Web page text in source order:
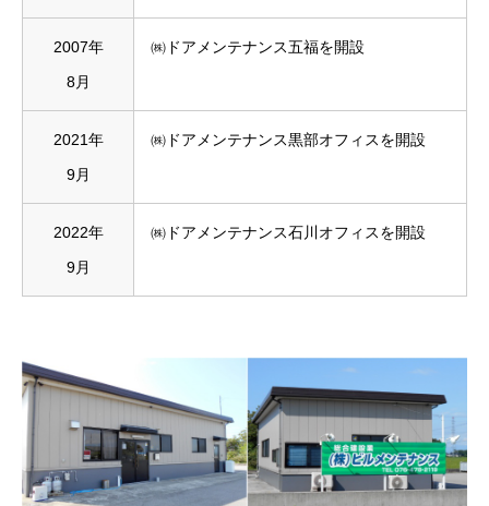
2007年
8月
㈱ドアメンテナンス五福を開設
2021年
9月
㈱ドアメンテナンス黒部オフィスを開設
2022年
9月
㈱ドアメンテナンス石川オフィスを開設